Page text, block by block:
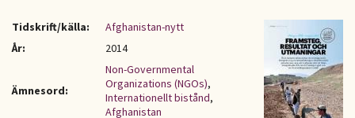
Tidskrift/källa:
Afghanistan-nytt
År:
2014
Ämnesord:
Non-Governmental
Organizations (NGOs),
Internationellt bistånd,
Afghanistan